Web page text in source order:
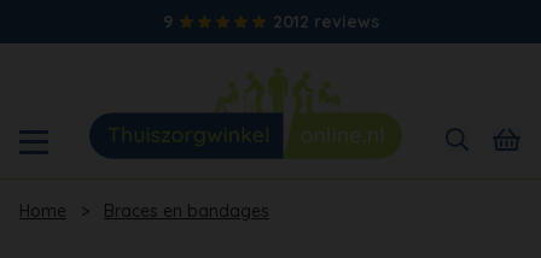
9 2012 reviews
Home > Braces en bandages